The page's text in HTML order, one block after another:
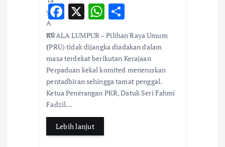
F
ac
e
b
o
o
k
X W
h
at
s
A
p
h
ar
e
KUALA LUMPUR – Pilihan Raya Umum
(PRU) tidak dijangka diadakan dalam
masa terdekat berikutan Kerajaan
Perpaduan kekal komited meneruskan
pentadbiran sehingga tamat penggal.
Ketua Penerangan PKR, Datuk Seri Fahmi
Fadzil…
Lebih lanjut